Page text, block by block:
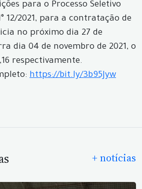
para o Processo Seletivo
12/2021, para a contratação de
no próximo dia 27 de
dia 04 de novembro de 2021, o
respectivamente.
https://bit.ly/3b95Jyw
+ notícias